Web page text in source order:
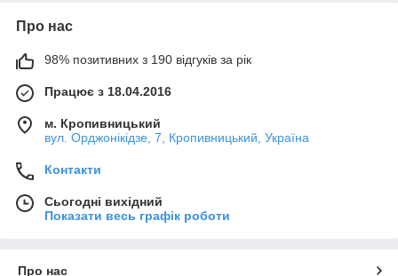
Про нас
98% позитивних з 190 відгуків за рік
Працює з 18.04.2016
м. Кропивницький
вул. Орджонікідзе, 7, Кропивницький, Україна
Контакти
Сьогодні вихідний
Показати весь графік роботи
Про нас